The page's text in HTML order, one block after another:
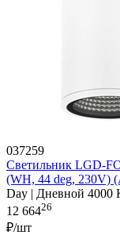
037259
Светильник LGD-
(WH, 44 deg, 230V)
Day | Дневной 4000
12 66426
₽/шт